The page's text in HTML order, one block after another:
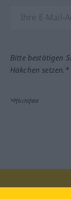
Bitte bestätigen
Häkchen setzen.*
*Pflichtfeld